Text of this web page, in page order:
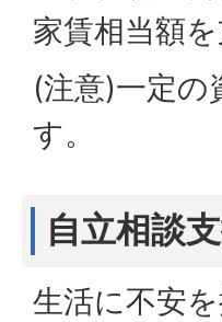
家賃相当額を
(注意)一定の
す。
自立相談
生活に不安